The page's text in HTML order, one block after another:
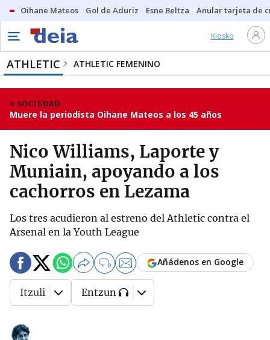
Oihane Mateos Gol de Aduriz Esne Beltza Anular tarjeta de
Kiosko
ATHLETIC ATHLETIC FEMENINO
SOCIEDAD
Muere la periodista Oihane Mateos a los 45 años
Nico Williams, Laporte y
Muniain, apoyando a los
cachorros en Lezama
Los tres acudieron al estreno del Athletic contra el
Arsenal en la Youth League
0 Añádenos en Google
Itzuli Entzun